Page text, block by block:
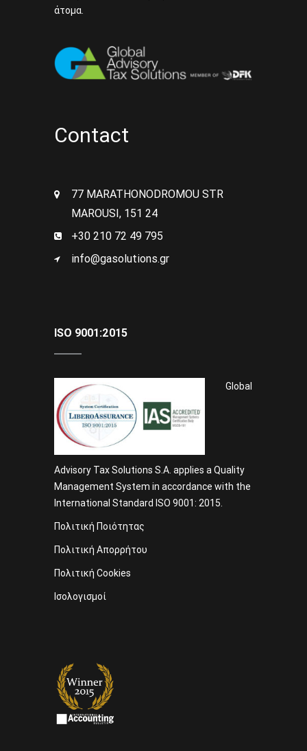
άτομα.
Contact
77 MARATHONODROMOU STR
MAROUSI, 151 24
+30 210 72 49 795
info@gasolutions.gr
ISO 9001:2015
Global
Advisory Tax Solutions S.A. applies a Quality
Management System in accordance with the
International Standard ISO 9001: 2015.
Πολιτική Ποιότητας
Πολιτική Απορρήτου
Πολιτική Cookies
Ισολογισμοί